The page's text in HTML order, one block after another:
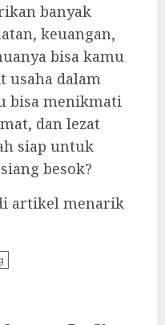
banyak
keuangan,
bisa kamu
usaha dalam
bisa menikmati
dan lezat
siap untuk
besok?
artikel menarik